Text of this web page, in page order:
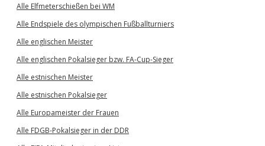
Alle Elfmeterschießen bei WM
Alle Endspiele des olympischen Fußballturniers
Alle englischen Meister
Alle englischen Pokalsieger bzw. FA-Cup-Sieger
Alle estnischen Meister
Alle estnischen Pokalsieger
Alle Europameister der Frauen
Alle FDGB-Pokalsieger in der DDR